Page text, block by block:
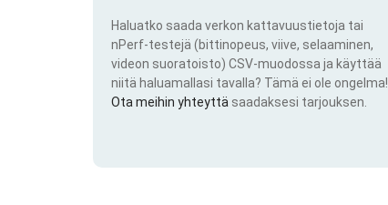
Haluatko saada verkon kattavuustietoja tai
nPerf-testejä (bittinopeus, viive, selaaminen,
videon suoratoisto) CSV-muodossa ja käyttää
niitä haluamallasi tavalla? Tämä ei ole ongelma!
Ota meihin yhteyttä saadaksesi tarjouksen.